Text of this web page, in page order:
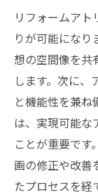
リフォームア
りが可能になり
想の空間像を共
します。次に、
と機能性を兼ね
は、実現可能な
ことが重要で
画の修正や改善
たプロセスを経